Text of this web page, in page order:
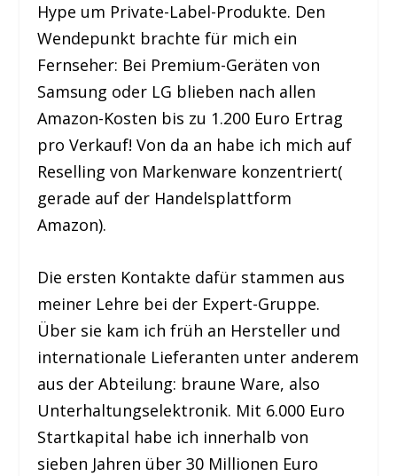
Hype um Private-Label-Produkte. Den
Wendepunkt brachte für mich ein
Fernseher: Bei Premium-Geräten von
Samsung oder LG blieben nach allen
Amazon-Kosten bis zu 1.200 Euro Ertrag
pro Verkauf! Von da an habe ich mich auf
Reselling von Markenware konzentriert(
gerade auf der Handelsplattform
Amazon).
Die ersten Kontakte dafür stammen aus
meiner Lehre bei der Expert-Gruppe.
Über sie kam ich früh an Hersteller und
internationale Lieferanten unter anderem
aus der Abteilung: braune Ware, also
Unterhaltungselektronik. Mit 6.000 Euro
Startkapital habe ich innerhalb von
sieben Jahren über 30 Millionen Euro